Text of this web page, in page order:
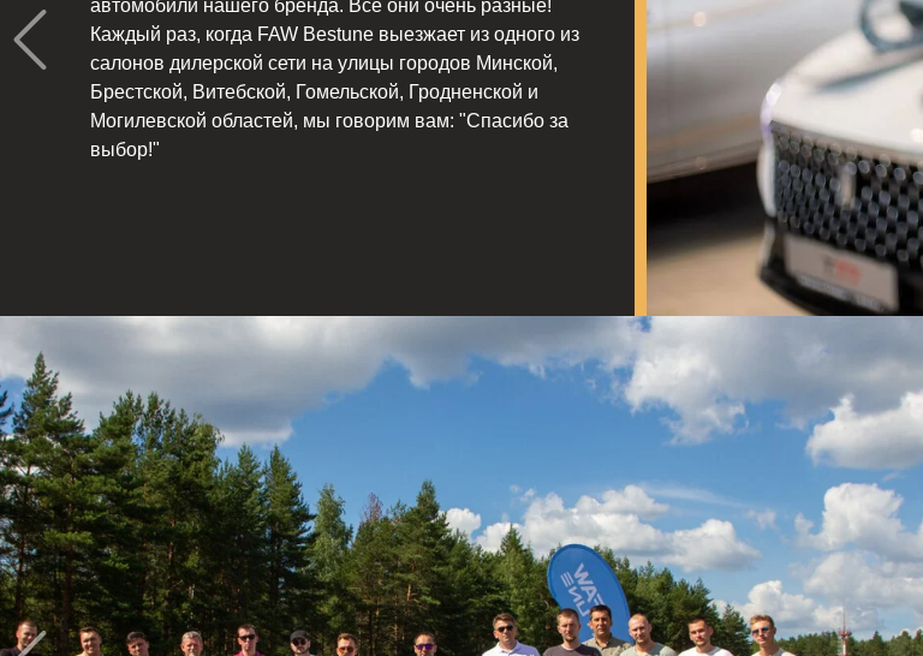
автомобили нашего бренда. Все они очень разные!
Каждый раз, когда FAW Bestune выезжает из одного из
салонов дилерской сети на улицы городов Минской,
Брестской, Витебской, Гомельской, Гродненской и
Могилевской областей, мы говорим вам: "Спасибо за
выбор!"